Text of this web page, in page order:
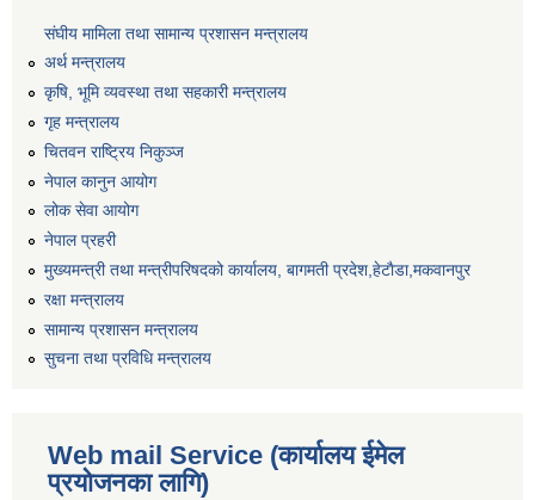
संघीय मामिला तथा सामान्य प्रशासन मन्त्रालय
अर्थ मन्त्रालय
कृषि, भूमि व्यवस्था तथा सहकारी मन्त्रालय
गृह मन्त्रालय
चितवन राष्ट्रिय निकुञ्ज
नेपाल कानुन आयोग
लोक सेवा आयोग
नेपाल प्रहरी
मुख्यमन्त्री तथा मन्त्रीपरिषदको कार्यालय, बागमती प्रदेश,हेटाैडा,मकवानपुर
रक्षा मन्त्रालय
सामान्य प्रशासन मन्त्रालय
सुचना तथा प्रविधि मन्त्रालय
Web mail Service (कार्यालय ईमेल
प्रयोजनका लागि)